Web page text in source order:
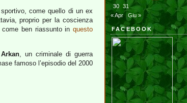
come quello di un ex
proprio per la coscienza
ben riassunto in questo
, un criminale di guerra
famoso l’episodio del 2000
30
31
« Apr
Giu »
FACEBOOK